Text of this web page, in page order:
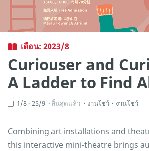
เดือน: 2023/8
Curiouser and
A Ladder to Find
1/8 - 25/9 สิ้นสุดแล้ว งานโชว์・ งานโชว์
Combining art installations and
this interactive mini-theatre brings